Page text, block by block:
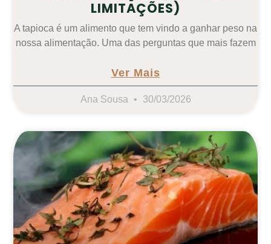
LIMITAÇÕES)
A tapioca é um alimento que tem vindo a ganhar peso na
nossa alimentação. Uma das perguntas que mais fazem
Ver Mais
Ana Sousa 30/03/2026